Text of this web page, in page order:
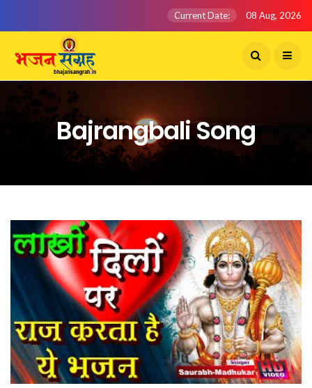
Current Date: 08 Aug, 2026
Bajrangbali Song